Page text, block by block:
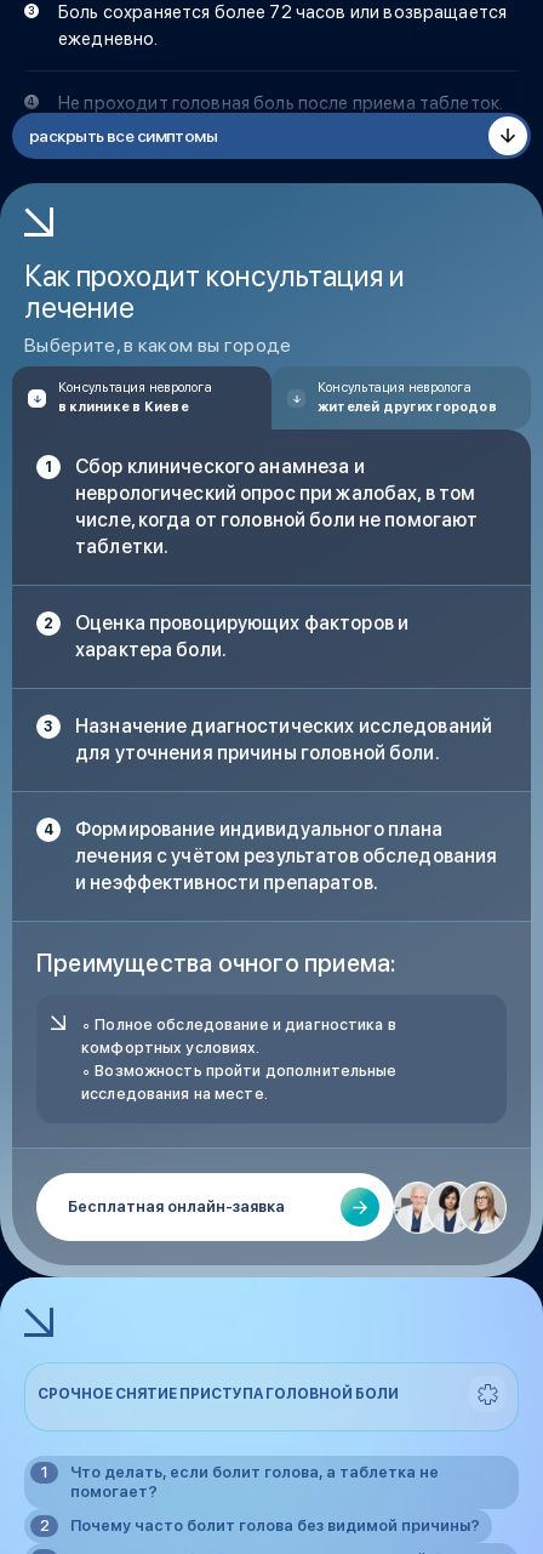
Боль сохраняется более 72 часов или возвращается
ежедневно.
Не проходит головная боль после приема таблеток.
раскрыть все симптомы
Как проходит консультация и
лечение
Выберите, в каком вы городе
Консультация невролога
в клинике в Киеве
Консультация невролога
жителей других городов
Сбор клинического анамнеза и
неврологический опрос при жалобах, в том
числе, когда от головной боли не помогают
таблетки.
Оценка провоцирующих факторов и
характера боли.
Назначение диагностических исследований
для уточнения причины головной боли.
Формирование индивидуального плана
лечения с учётом результатов обследования
и неэффективности препаратов.
Преимущества очного приема:
∘ Полное обследование и диагностика в
комфортных условиях.
∘ Возможность пройти дополнительные
исследования на месте.
Бесплатная онлайн-заявка
СРОЧНОЕ СНЯТИЕ ПРИСТУПА ГОЛОВНОЙ БОЛИ
Что делать, если болит голова, а таблетка не
помогает?
Почему часто болит голова без видимой причины?